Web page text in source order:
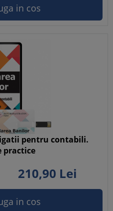
in cos
pentru contabili.
practice
210,90 Lei
in cos